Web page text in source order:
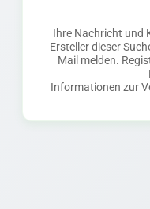
Ihre Nachricht und
Ersteller dieser
Mail melden.
Informationen zur